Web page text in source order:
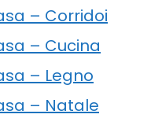
– Corridoi
– Cucina
– Legno
– Natale